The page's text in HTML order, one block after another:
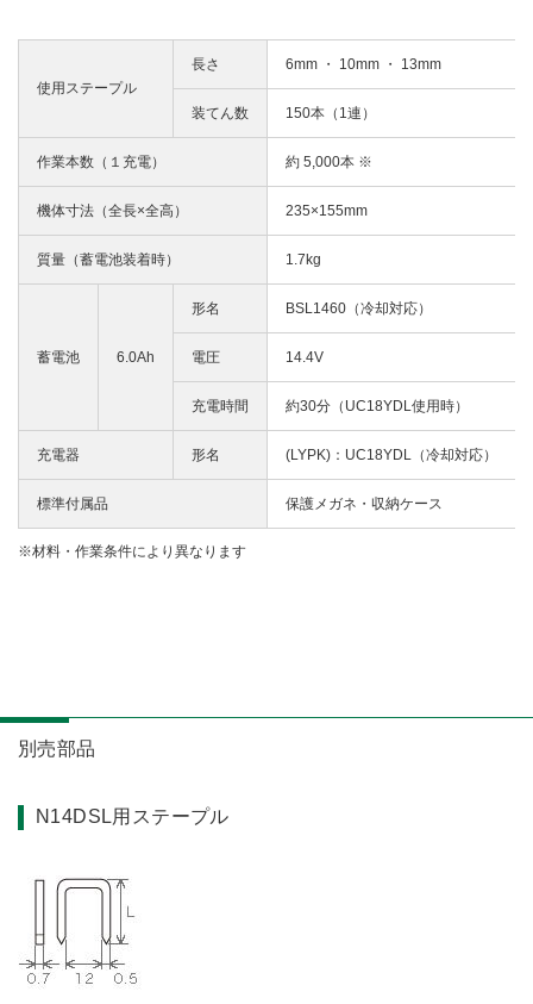
使用ステープル
長さ 6mm ・ 10mm ・ 13mm
装てん数 150本（1連）
作業本数（１充電） 約 5,000本 ※
機体寸法（全長×全高） 235×155mm
質量（蓄電池装着時） 1.7kg
蓄電池 6.0Ah
形名 BSL1460（冷却対応）
電圧 14.4V
充電時間 約30分（UC18YDL使用時）
充電器 形名 (LYPK)：UC18YDL（冷却対応）
標準付属品 保護メガネ・収納ケース
材料・作業条件により異なります
別売部品
N14DSL用ステープル